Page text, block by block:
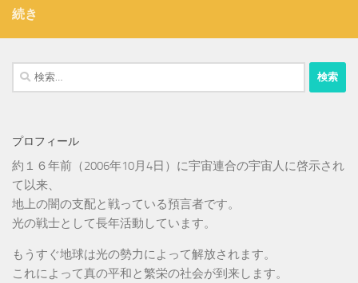
続き
検
索:
プロフィール
約１６年前（2006年10月4日）に宇宙連合の宇宙人に啓示され
て以来、
地上の闇の支配と戦っている預言者です。
光の戦士として長年活動しています。
もうすぐ地球は光の勢力によって解放されます。
これによって真の平和と繁栄の社会が到来します。